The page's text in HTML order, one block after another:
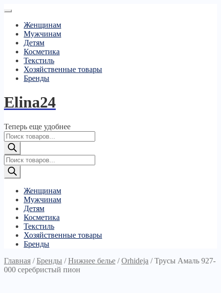
Женщинам
Мужчинам
Детям
Косметика
Текстиль
Хозяйственные товары
Бренды
Elina24
Теперь еще удобнее
Поиск
товаров
Поиск
товаров
Женщинам
Мужчинам
Детям
Косметика
Текстиль
Хозяйственные товары
Бренды
Главная /Бренды /Нижнее белье /Orhideja /Трусы Амаль 927-
000 серебристый пион